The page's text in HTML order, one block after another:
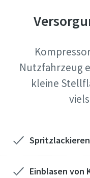
Nutzfahrzeug
kleine
Einblasen von